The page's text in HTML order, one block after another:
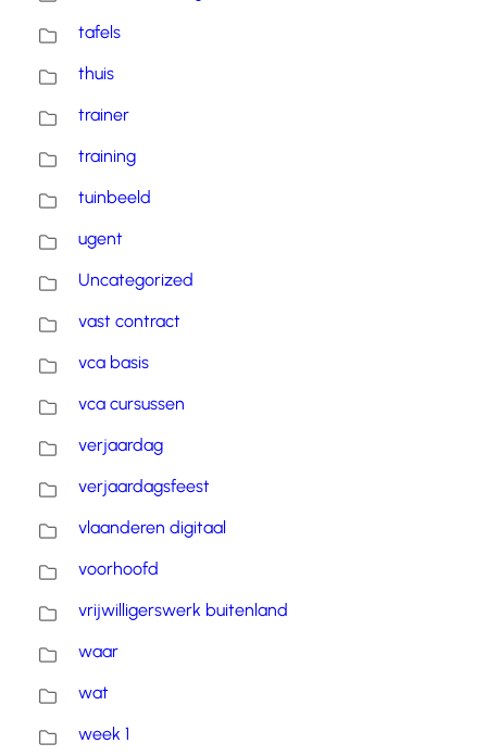
tafels
thuis
trainer
training
tuinbeeld
ugent
Uncategorized
vast contract
vca basis
vca cursussen
verjaardag
verjaardagsfeest
vlaanderen digitaal
voorhoofd
vrijwilligerswerk buitenland
waar
wat
week 1